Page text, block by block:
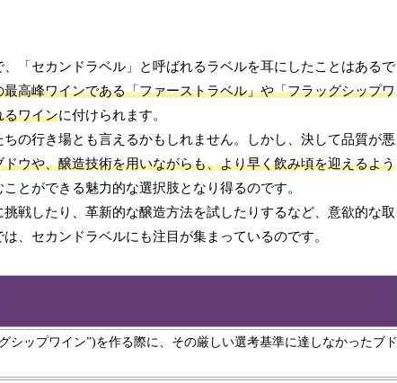
「セカンドラベル」と呼ばれるラベルを耳にしたことはあるで
高峰ワインである「ファーストラベル」や「フラッグシップワ
るワインに付けられます。
の行き場とも言えるかもしれません。しかし、決して品質が悪
ウや、醸造技術を用いながらも、より早く飲み頃を迎えるよう
とができる魅力的な選択肢となり得るのです。
戦したり、革新的な醸造方法を試したりするなど、意欲的な取
、セカンドラベルにも注目が集まっているのです。
ップワイン”)を作る際に、その厳しい選考基準に達しなかったブド